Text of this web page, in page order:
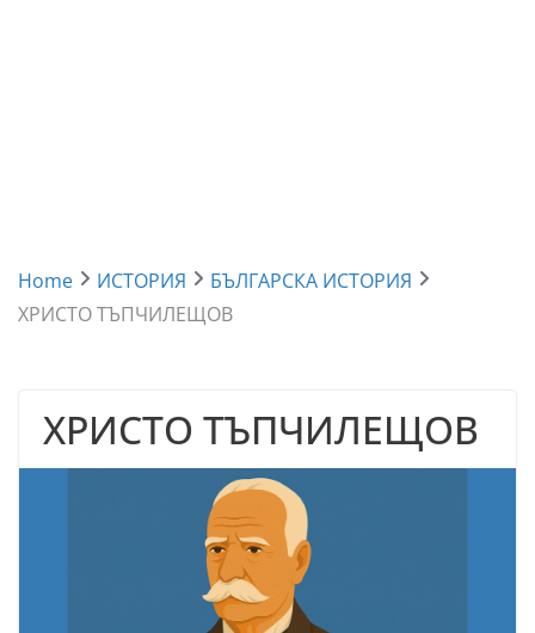
Home ИСТОРИЯ
БЪЛГАРСКА ИСТОРИЯ
ХРИСТО ТЪПЧИЛЕЩОВ
ХРИСТО ТЪПЧИЛЕЩОВ